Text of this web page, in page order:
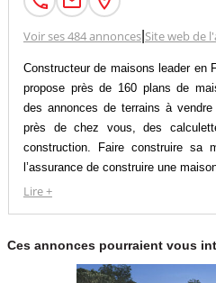
Voir ses 484 annonces| Site web de
Constructeur de maisons leader en
propose près de 160 plans de
des annonces de terrains à
près de chez vous, des
construction. Faire construire sa
l’assurance de construire une
Faire appel à un constructeur
Ce choix est celui de la sécurité,
comme Maisons France Confort
Lire +
Ces annonces pourraient vous